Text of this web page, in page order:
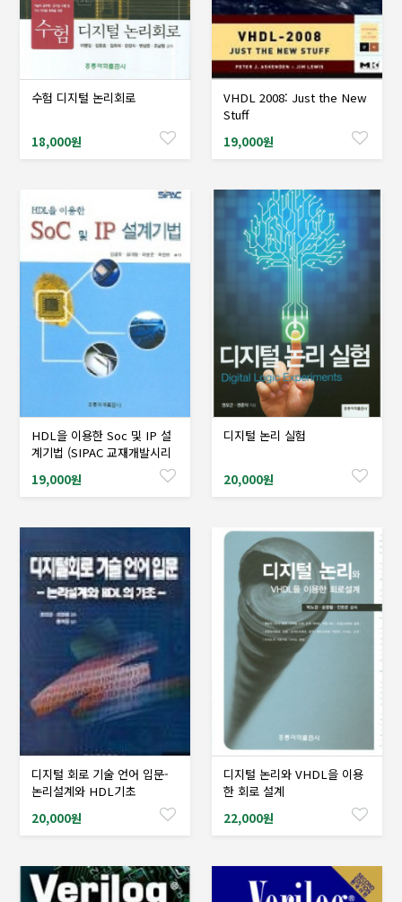
샘플도서신청
수험 디지털 논리회로
18,000원
샘플도서신청
VHDL 2008: Just the New
Stuff
19,000원
샘플도서신청
HDL을 이용한 Soc 및 IP 설
계기법 (SIPAC 교재개발시리
19,000원
샘플도서신청
디지털 논리 실험
20,000원
샘플도서신청
디지털 회로 기술 언어 입문-
논리설계와 HDL기초
20,000원
샘플도서신청
디지털 논리와 VHDL을 이용
한 회로 설계
22,000원